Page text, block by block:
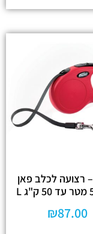
Flexi – רצועה לכלב פאן
₪87.00